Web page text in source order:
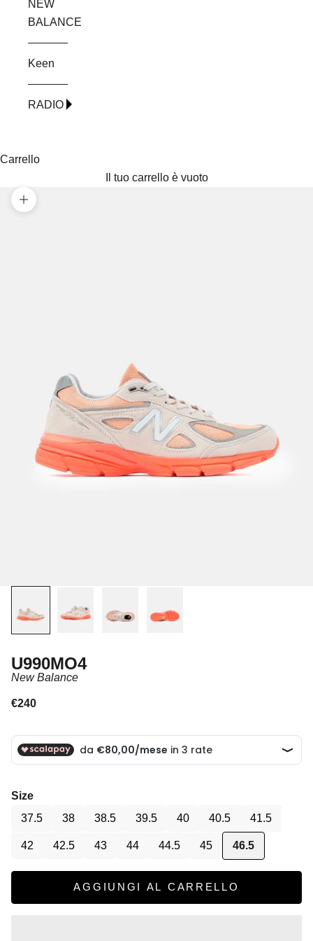
NEW
BALANCE
Keen
RADIO
Carrello
Il tuo carrello è vuoto
Ingrandisci immagine
U990MO4
New Balance
Prezzo scontato
€240
Size
37.5
38 38.5 39.5 40 40.5 41.5
42 42.5 43 44 44.5 45 46.5
AGGIUNGI AL CARRELLO